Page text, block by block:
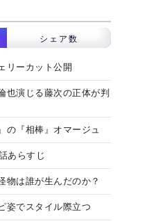
シェア数
リーカット公開
也演じる藤次の正体が判
の『相棒』オマージュ
あらすじ
物は誰が生んだのか？
姿でスタイル際立つ